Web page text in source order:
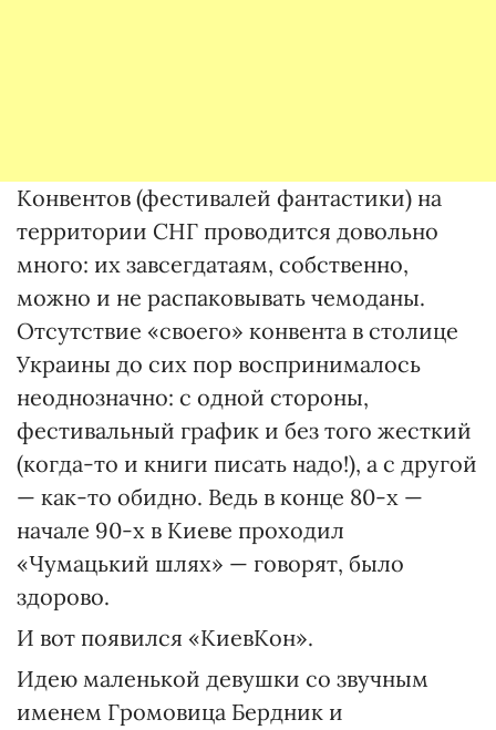
Конвентов (фестивалей фантастики) на
территории СНГ проводится довольно
много: их завсегдатаям, собственно,
можно и не распаковывать чемоданы.
Отсутствие «своего» конвента в столице
Украины до сих пор воспринималось
неоднозначно: с одной стороны,
фестивальный график и без того жесткий
(когда-то и книги писать надо!), а с другой
— как-то обидно. Ведь в конце 80-х —
начале 90-х в Киеве проходил
«Чумацький шлях» — говорят, было
здорово.
И вот появился «КиевКон».
Идею маленькой девушки со звучным
именем Громовица Бердник и